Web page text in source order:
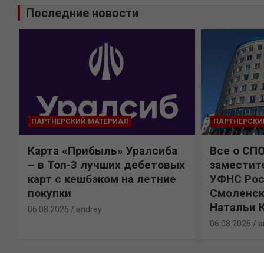
Последние новости
ПАРТНЕРСКИЙ МАТЕРИАЛ
Карта «Прибыль» Уралсиба
– в Топ-3 лучших дебетовых
карт с кешбэком на летние
покупки
06.08.2026 andrey
Все о
УФНС
Натальи
06.08.2026